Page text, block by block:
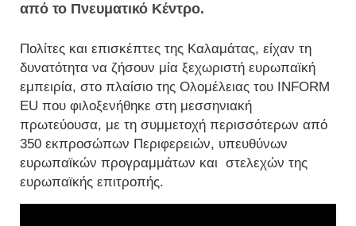
από το Πνευματικό Κέντρο.
Πολίτες και επισκέπτες της Καλαμάτας, είχαν τη
δυνατότητα να ζήσουν μία ξεχωριστή ευρωπαϊκή
εμπειρία, στο πλαίσιο της Ολομέλειας του INFORM
EU που φιλοξενήθηκε στη μεσσηνιακή
πρωτεύουσα, με τη συμμετοχή περισσότερων από
350 εκπροσώπων Περιφερειών, υπευθύνων
ευρωπαϊκών προγραμμάτων και στελεχών της
ευρωπαϊκής επιτροπής.